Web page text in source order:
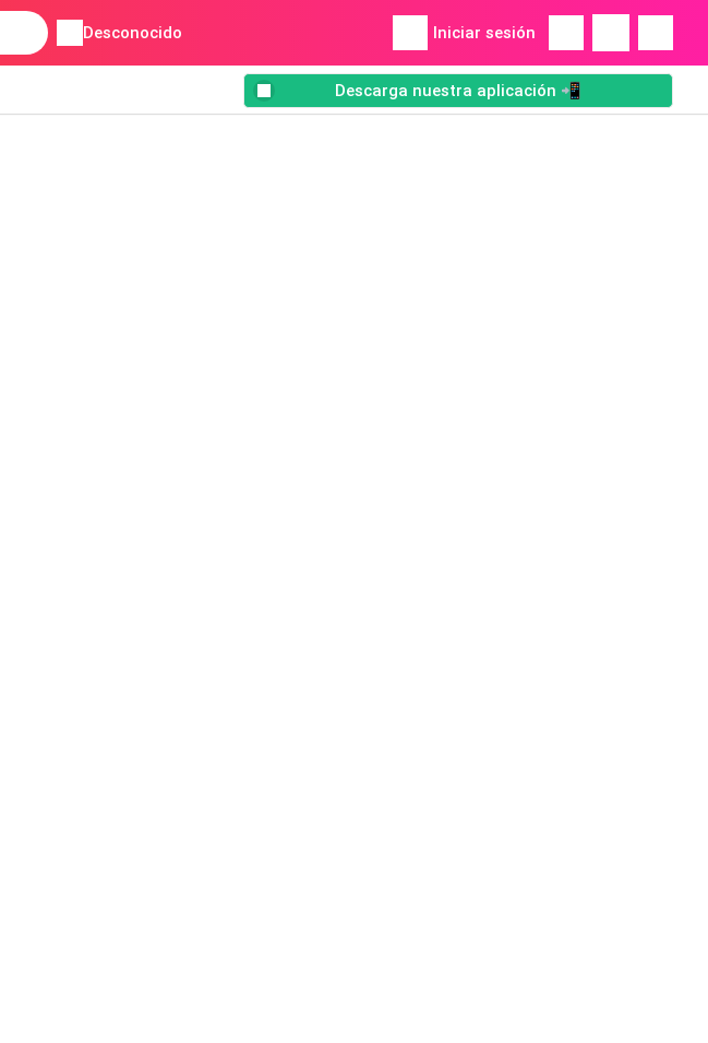
Desconocido Iniciar sesión
Descarga nuestra aplicación 📲